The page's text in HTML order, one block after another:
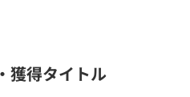
獲得タイトル